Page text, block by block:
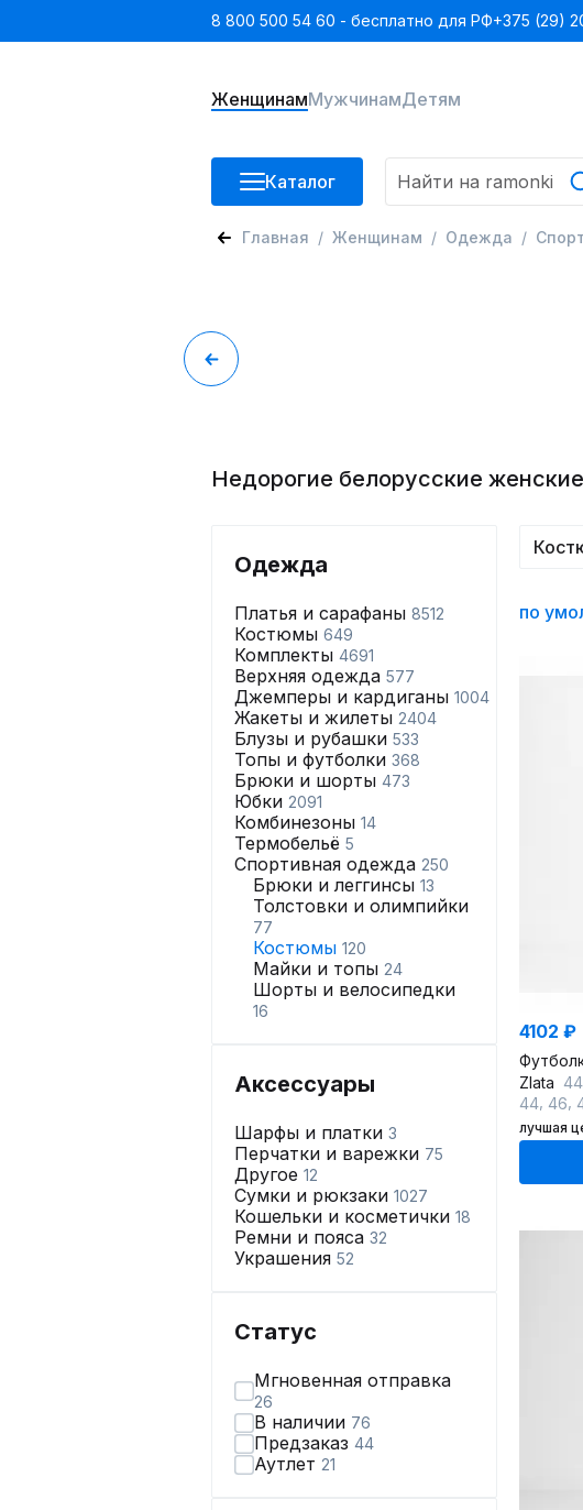
8 800 500 54 60 - бесплатно для РФ+375 (29)
ЖенщинамМужчинамДетям
Каталог
Главная Женщинам Одежда
Недорогие белорусские
Одежда
Платья и сарафаны 8512
Костюмы 649
Комплекты 4691
Верхняя одежда 577
Джемперы и кардиганы 1004
Жакеты и жилеты 2404
Блузы и рубашки 533
Топы и футболки 368
Брюки и шорты 473
Юбки 2091
Комбинезоны 14
Термобельё 5
Спортивная одежда 250
Брюки и леггинсы 13
Толстовки и олимпийки
77
Костюмы 120
Майки и топы 24
Шорты и велосипедки
16
Домашняя одежда
Носки, чулки и колготки
одежда22
Нижнее бельё865
Аксессуары
Шарфы и платки 3
Перчатки и варежки 75
Другое 12
Сумки и рюкзаки 1027
Кошельки и косметички 18
Ремни и пояса 32
Украшения 52
Статус
Мгновенная отправка
26
В наличии 76
Предзаказ 44
Аутлет 21
по
4102 ₽
Zlata
44 46
лучшая